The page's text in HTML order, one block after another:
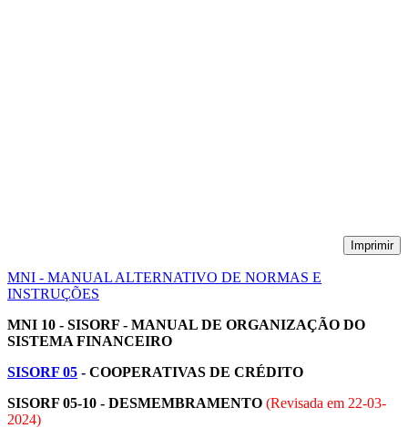
Imprimir
MNI - MANUAL ALTERNATIVO DE NORMAS E
INSTRUÇÕES
MNI 10 - SISORF - MANUAL DE ORGANIZAÇÃO DO
SISTEMA FINANCEIRO
SISORF 05 - COOPERATIVAS DE CRÉDITO
SISORF 05-10 - DESMEMBRAMENTO (Revisada em 22-03-
2024)